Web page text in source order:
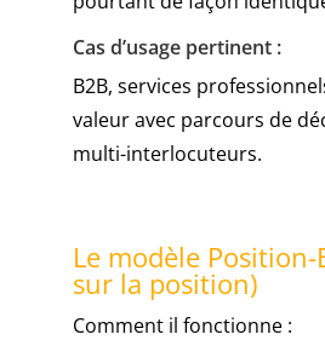
Cas d’usage pertinent :
B2B, services
valeur avec parcours de
multi-interlocuteurs.
Le modèle Position-
sur la position)
Comment il fonctionne :